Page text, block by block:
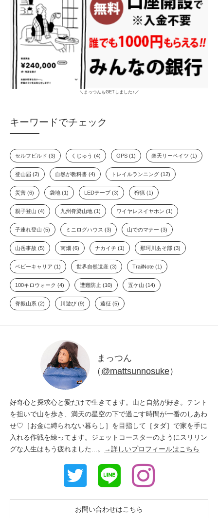
＼まっつんもGETしました♪／
キーワードでチェック
セルフビルド (3) くじゅう (4) GPS (1) 楽天リーベイツ (1)
登山届 (2) 自然が教科書 (4) トレイルランニング (12)
災害 (6) 袋地 (1) LEDテープ (3) 狩猟 (1)
親子登山 (4) 九州脊梁山地 (1) ワイヤレスイヤホン (1)
子連れ登山 (5) ミニログハウス (3) 山でのマナー (3)
山岳事故 (5) 南畑 (6) ナカイチ (1) 那珂川あそ部 (3)
ベビーキャリア (1) 世界自然遺産 (3) TrailNote (1)
100キロウォーク (4) 遭難防止 (10) 五ケ山 (14)
脊振山系 (2) 川遊び (9) 遠征 (5)
まっつん
（ @mattsunnosuke）
好奇心と探求心と愛だけで生きてます。山と自然が好き。テント
を担いで山を歩き、満天の星空の下で過ごす時間が一番のしあわ
せ♡［お金に縛られない暮らし］を目指して［タダ］で家を手に
入れる作戦を練ってます。ジェットコースターのようにスリリン
グな人生はもう疲れました...。
→詳しいプロフィールはこちら
お問い合わせはこちら